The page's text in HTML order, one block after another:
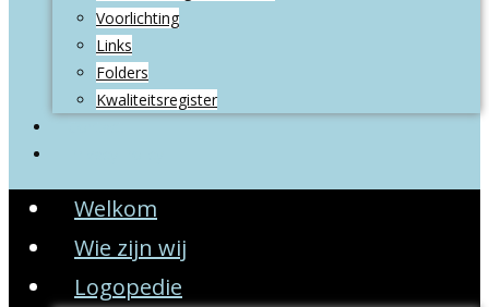
Voorlichting
Links
Folders
Kwaliteitsregister
Welkom
Wie zijn wij
Logopedie